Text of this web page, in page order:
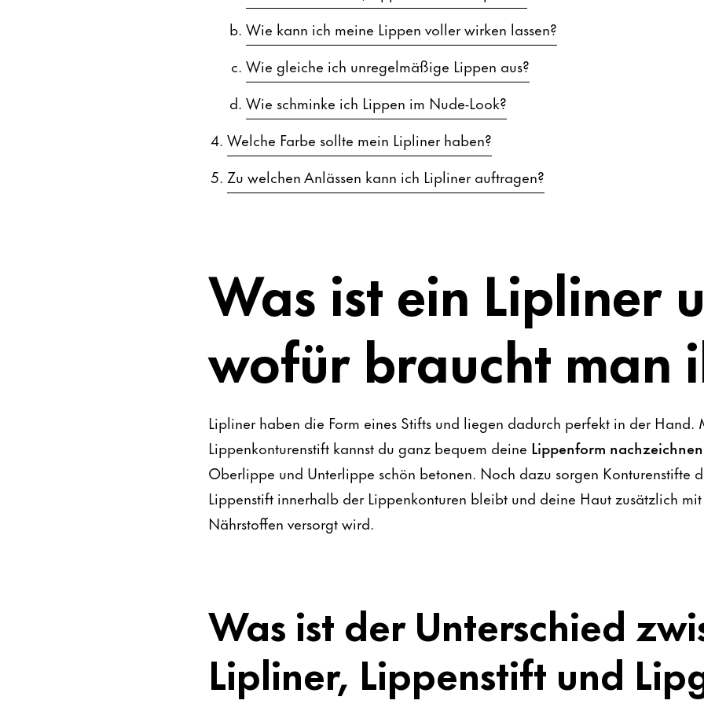
Wie kann ich meine Lippen voller wirken lassen?
Wie gleiche ich unregelmäßige Lippen aus?
Wie schminke ich Lippen im Nude-Look?
Welche Farbe sollte mein Lipliner haben?
Zu welchen Anlässen kann ich Lipliner auftragen?
Was ist ein Lipliner
wofür braucht man
Lipliner haben die Form eines Stifts und liegen dadurch perfekt in der Hand.
Lippenkonturenstift kannst du ganz bequem deine Lippenform nachzeichnen
Oberlippe und Unterlippe schön betonen. Noch dazu sorgen Konturenstifte
Lippenstift innerhalb der Lippenkonturen bleibt und deine Haut zusätzlich
Nährstoffen versorgt wird.
Was ist der Unterschied
Lipliner, Lippenstift und